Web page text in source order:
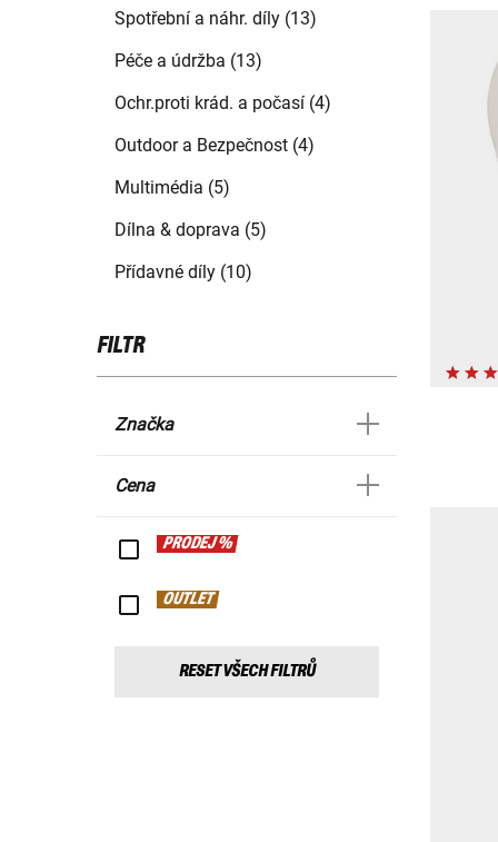
Spotřební a náhr. díly (13)
Péče a údržba (13)
Ochr.proti krád. a počasí (4)
Outdoor a Bezpečnost (4)
Multimédia (5)
Dílna & doprava (5)
Přídavné díly (10)
FILTR
Značka
Cena
PRODEJ %
OUTLET
RESET VŠECH FILTRŮ